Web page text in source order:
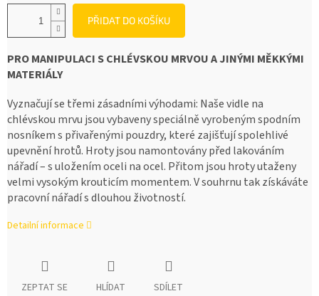
PŘIDAT DO KOŠÍKU
PRO MANIPULACI S CHLÉVSKOU MRVOU A JINÝMI MĚKKÝMI
MATERIÁLY
Vyznačují se třemi zásadními výhodami: Naše vidle na
chlévskou mrvu jsou vybaveny speciálně vyrobeným spodním
nosníkem s přivařenými pouzdry, které zajišťují spolehlivé
upevnění hrotů. Hroty jsou namontovány před lakováním
nářadí – s uložením oceli na ocel. Přitom jsou hroty utaženy
velmi vysokým krouticím momentem. V souhrnu tak získáváte
pracovní nářadí s dlouhou životností.
Detailní informace
ZEPTAT SE HLÍDAT SDÍLET